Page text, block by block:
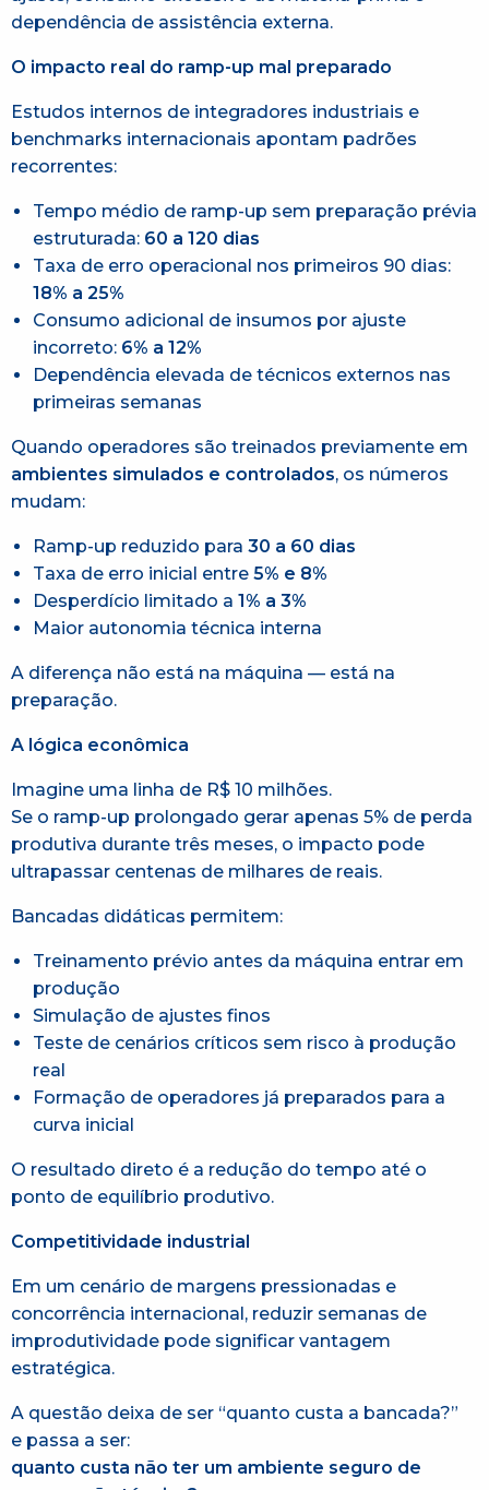
dependência de assistência externa.
O impacto real do ramp-up mal preparado
Estudos internos de integradores industriais e
benchmarks internacionais apontam padrões
recorrentes:
Tempo médio de ramp-up sem preparação prévia
estruturada: 60 a 120 dias
Taxa de erro operacional nos primeiros 90 dias:
18% a 25%
Consumo adicional de insumos por ajuste
incorreto: 6% a 12%
Dependência elevada de técnicos externos nas
primeiras semanas
Quando operadores são treinados previamente em
ambientes simulados e controlados, os números
mudam:
Ramp-up reduzido para 30 a 60 dias
Taxa de erro inicial entre 5% e 8%
Desperdício limitado a 1% a 3%
Maior autonomia técnica interna
A diferença não está na máquina — está na
preparação.
A lógica econômica
Imagine uma linha de R$ 10 milhões.
Se o ramp-up prolongado gerar apenas 5% de perda
produtiva durante três meses, o impacto pode
ultrapassar centenas de milhares de reais.
Bancadas didáticas permitem:
Treinamento prévio antes da máquina entrar em
produção
Simulação de ajustes finos
Teste de cenários críticos sem risco à produção
real
Formação de operadores já preparados para a
curva inicial
O resultado direto é a redução do tempo até o
ponto de equilíbrio produtivo.
Competitividade industrial
Em um cenário de margens pressionadas e
concorrência internacional, reduzir semanas de
improdutividade pode significar vantagem
estratégica.
A questão deixa de ser “quanto custa a bancada?”
e passa a ser:
quanto custa não ter um ambiente seguro de